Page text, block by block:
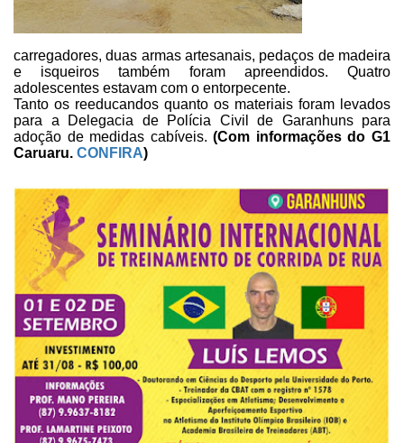
carregadores, duas armas artesanais, pedaços de madeira
e isqueiros também foram apreendidos. Quatro
adolescentes estavam com o entorpecente.
Tanto os reeducandos quanto os materiais foram levados
para a Delegacia de Polícia Civil de Garanhuns para
adoção de medidas cabíveis.(Com informações do G1
Caruaru. CONFIRA)